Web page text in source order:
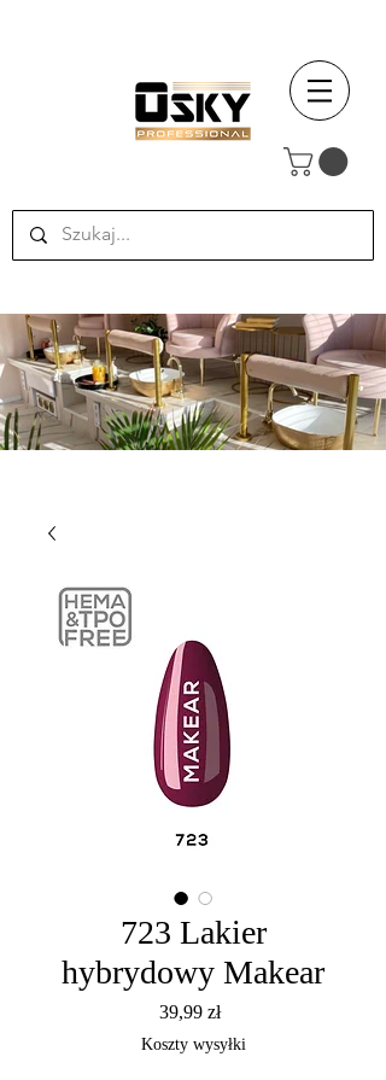
723 Lakier
hybrydowy Makear
39,99 złCena
Koszty wysyłki